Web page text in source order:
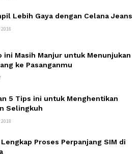
Lebih Gaya dengan Celana Jeans
2018
ini Masih Manjur untuk Menunjukan
ke Pasanganmu
5 Tips ini untuk Menghentikan
Selingkuh
2018
Lengkap Proses Perpanjang SIM di